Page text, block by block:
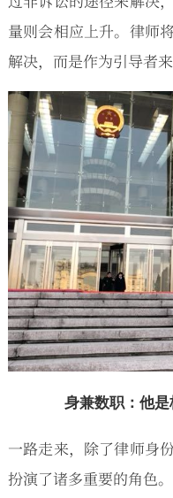
量则会相应上升。律师
解决，而是作为引导者
身兼数职：他
一路走来，除了律师身
扮演了诸多重要的角色。